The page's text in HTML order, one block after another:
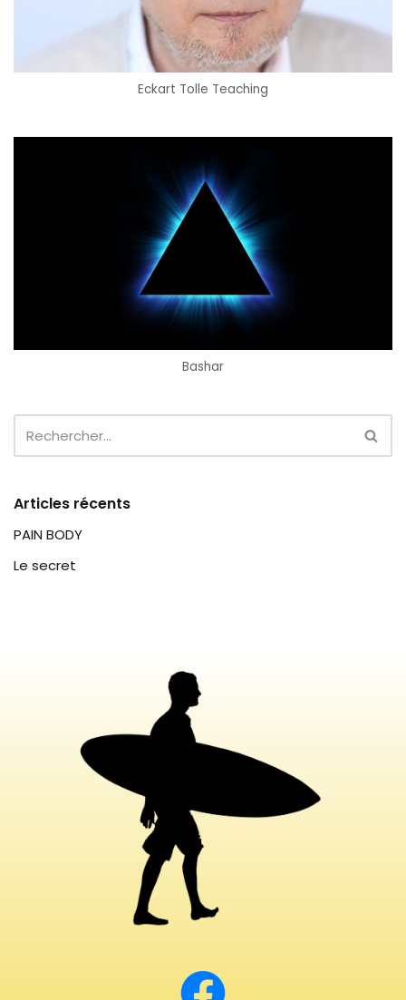
Eckart Tolle Teaching
Bashar
Articles récents
PAIN BODY
Le secret